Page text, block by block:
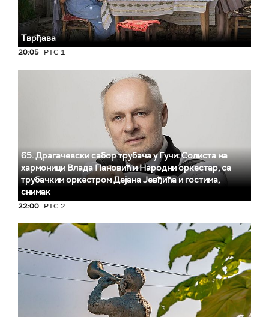
Тврђава
20:05 РТС 1
65. Драгачевски сабор трубача у Гучи: Солиста на
хармоници Влада Пановић и Народни оркестар, са
трубачким оркестром Дејана Јевђића и гостима,
снимак
22:00 РТС 2